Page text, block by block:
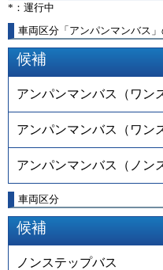
*：運行中
車両区分「アンパンマンバス」
候補
アンパンマンバス（ワン
アンパンマンバス（ワン
アンパンマンバス（ノン
車両区分
候補
ノンステップバス